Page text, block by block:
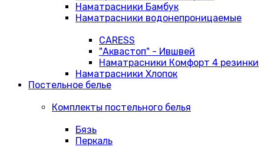
Наматрасники Бамбук
Наматрасники водонепроницаемые
CARESS
"Аквастоп" - Ившвей
Наматрасники Комфорт 4 резинки
Наматрасники Хлопок
Постельное белье
Комплекты постельного белья
Бязь
Перкаль